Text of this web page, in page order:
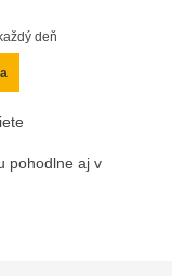
deň
pohodlne aj v